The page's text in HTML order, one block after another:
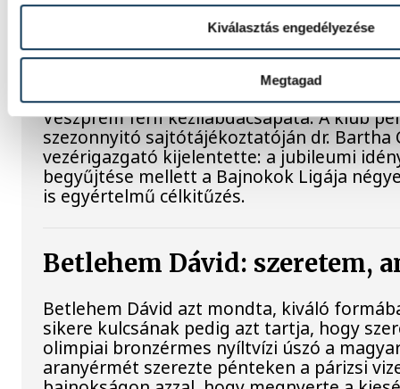
Kiválasztás engedélyezése
Megtagad
Dr. Bartha Csaba:
Bajnokok Ligája négyes
Huszonkét játékossal vág neki a 2026/27-
Veszprém férfi kézilabdacsapata. A klub
szezonnyitó sajtótájékoztatóján dr. Bartha
vezérigazgató kijelentette: a jubileumi
begyűjtése mellett a Bajnokok Ligája
is egyértelmű célkitűzés.
Betlehem Dávid: szeretem,
Betlehem Dávid azt mondta, kiváló
sikere kulcsának pedig azt tartja, hogy
olimpiai bronzérmes nyíltvízi úszó a
aranyérmét szerezte pénteken a párizsi